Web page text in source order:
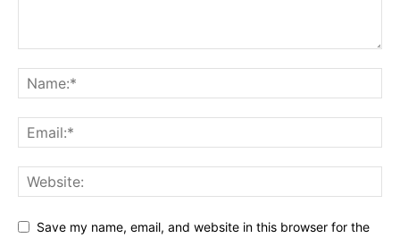
Save my name, email, and website in this browser for the